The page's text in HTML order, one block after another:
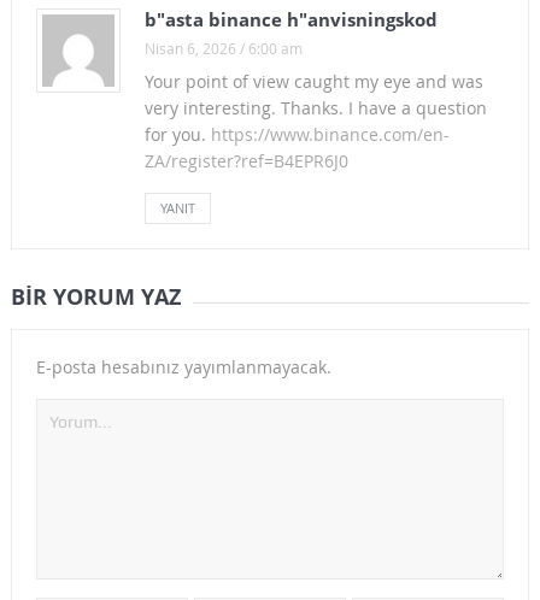
b"asta binance h"anvisningskod
Nisan 6, 2026 / 6:00 am
Your point of view caught my eye and was
very interesting. Thanks. I have a question
for you. https://www.binance.com/en-
ZA/register?ref=B4EPR6J0
YANIT
BIR YORUM YAZ
E-posta hesabınız yayımlanmayacak.